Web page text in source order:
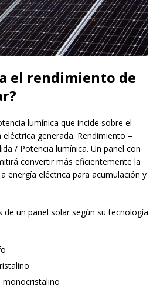
el rendimiento de
lumínica que incide sobre el
generada. Rendimiento =
/ Potencia lumínica. Un panel con
convertir más eficientemente la
energía eléctrica para acumulación y
un panel solar según su tecnología
monocristalino